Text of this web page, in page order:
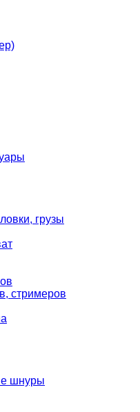
грузы
стримеров
шнуры